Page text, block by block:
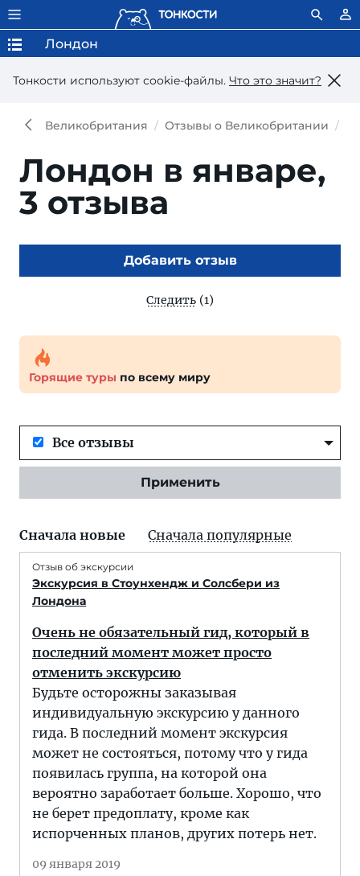
Тонкости используют сookie-файлы. Что это значит?
Лондон
Великобритания Отзывы о Великобритании
Лондон в январе,
3 отзыва
Добавить отзыв
Следить (1)
Горящие туры по всему миру
Все отзывы
Применить
Сначала новые Сначала популярные
Отзыв об экскурсии
Экскурсия в Стоунхендж и Солсбери из
Лондона
Очень не обязательный гид, который в
последний момент может просто
отменить экскурсию
Будьте осторожны заказывая
индивидуальную экскурсию у данного
гида. В последний момент экскурсия
может не состояться, потому что у гида
появилась группа, на которой она
вероятно заработает больше. Хорошо, что
не берет предоплату, кроме как
испорченных планов, других потерь нет.
09 января 2019